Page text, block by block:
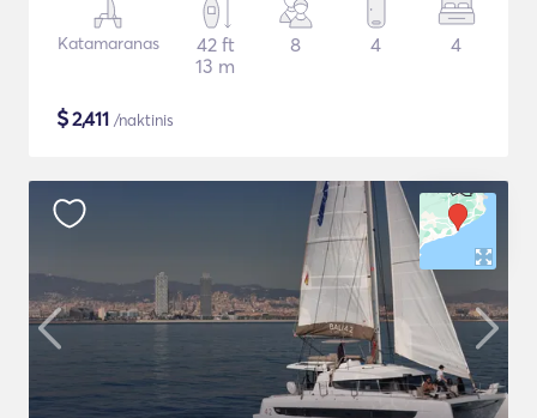
Katamaranas
42 ft
13 m
8 4 4
$2,411 /naktinis